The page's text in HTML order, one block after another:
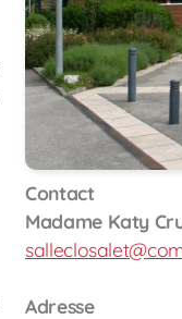
Contact
Madame Katy
Adresse